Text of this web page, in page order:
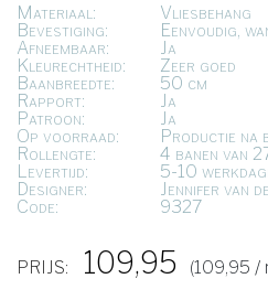
Materiaal:
Vliesbehang
Bevestiging:
Eenvoudig,
Afneembaar:
Ja
Kleurechtheid:
Zeer goed
Baanbreedte:
50 cm
Rapport:
Ja
Patroon:
Ja
Op voorraad:
Productie na
Rollengte:
4 banen van
Levertijd:
5-10
Designer:
Jennifer van
Code:
9327
PRIJS: 109,95 (109,95 /